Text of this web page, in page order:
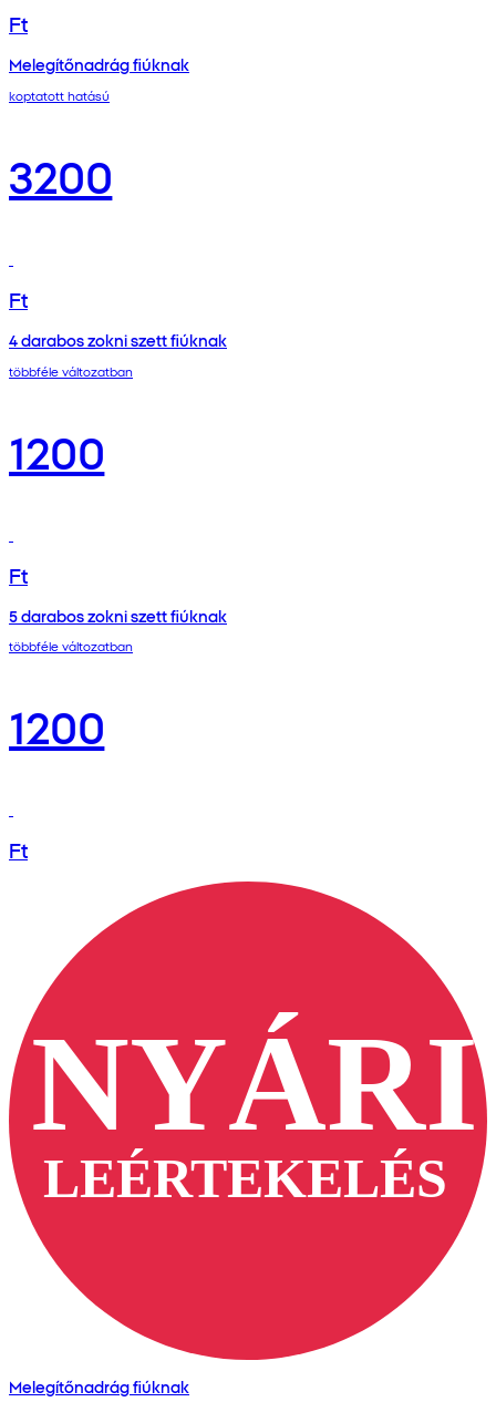
Ft
Melegítőnadrág fiúknak
koptatott hatású
3200
Ft
4 darabos zokni szett fiúknak
többféle változatban
1200
Ft
5 darabos zokni szett fiúknak
többféle változatban
1200
Ft
Melegítőnadrág fiúknak